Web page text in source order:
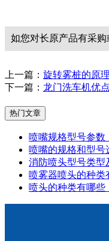
如您对长原产品有采
上一篇： 旋转雾桩的原
下一篇： 龙门洗车机优
热门文章
喷嘴规格型号参数
喷嘴的规格和型号
消防喷头型号类型
喷雾器喷头的种类
喷头的种类有哪些